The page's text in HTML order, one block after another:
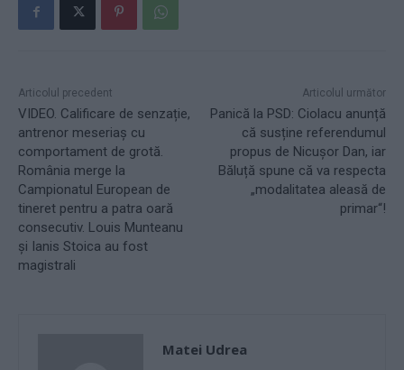
Articolul precedent
VIDEO. Calificare de senzație,
antrenor meseriaș cu
comportament de grotă.
România merge la
Campionatul European de
tineret pentru a patra oară
consecutiv. Louis Munteanu
și Ianis Stoica au fost
magistrali
Articolul următor
Panică la PSD: Ciolacu anunță
că susține referendumul
propus de Nicușor Dan, iar
Băluță spune că va respecta
„modalitatea aleasă de
primar“!
Matei Udrea